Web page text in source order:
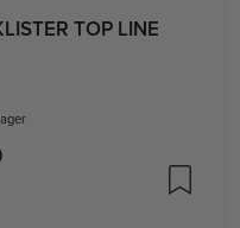
TOP LINE